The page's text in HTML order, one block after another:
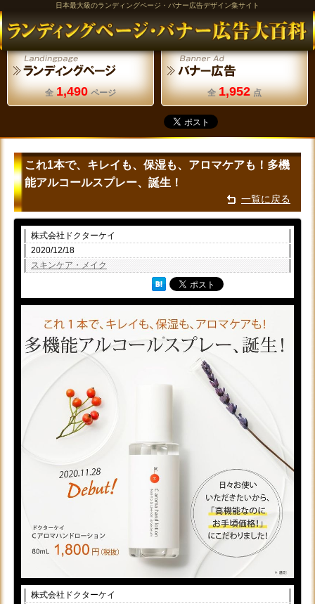
日本最大級のランディングページ・バナー広告デザイン集サイト
全 1,490 ページ 全 1,952 点
これ1本で、キレイも、保湿も、アロマケアも！多機
能アルコールスプレー、誕生！
一覧に戻る
株式会社ドクターケイ
2020/12/18
スキンケア・メイク
株式会社ドクターケイ